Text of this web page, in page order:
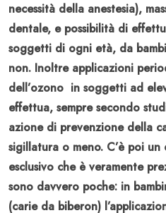
necessità della anestesia),
dentale, e possibilità di
soggetti di ogni età, da
non. Inoltre applicazioni
dell’ozono in soggetti ad
effettua, sempre secondo
azione di prevenzione della
sigillatura o meno. C’è poi
esclusivo che è veramente
sono davvero poche: in
(carie da biberon)